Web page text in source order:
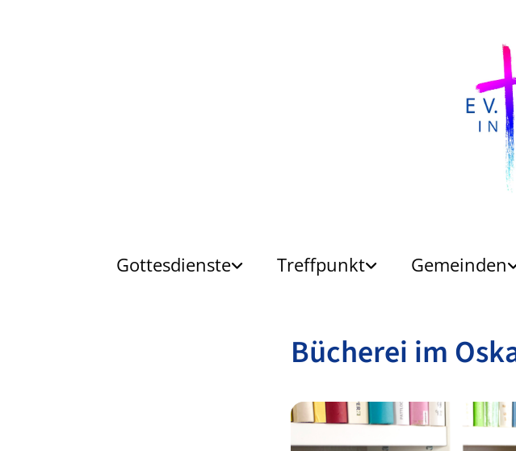
Gottesdienste Treffpunkt Gemeinden
Bücherei im